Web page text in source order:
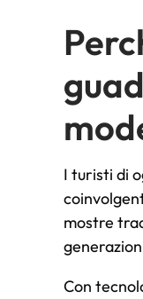
I turisti di
mostre
Con